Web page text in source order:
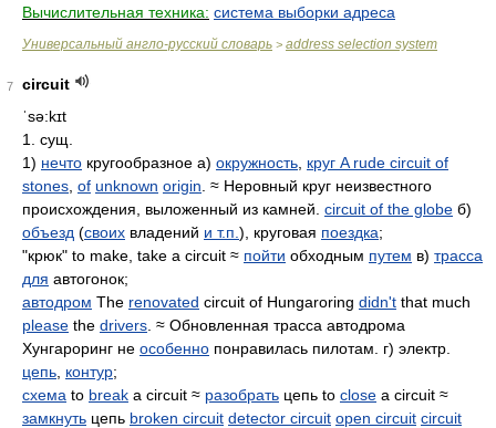
Вычислительная техника: система выборки адреса
Универсальный англо-русский словарь > address selection system
7
circuit
ˈsə:kɪt
1. сущ.
1) нечто кругообразное а) окружность круг A rude circuit of
stones of unknown origin . ≈ Неровный круг неизвестного
происхождения, выложенный из камней. circuit of the globe б)
объезд (своих владений и т.п. ), круговая поездка;
"крюк" to make, take a circuit ≈ пойти обходным путем в) трасса
для автогонок;
автодром The renovated circuit of Hungaroring didn't that much
please the drivers . ≈ Обновленная трасса автодрома
Хунгароринг не особенно понравилась пилотам. г) электр.
цепь контур;
схема to break a circuit ≈ разобрать цепь to close a circuit ≈
замкнуть цепь broken circuit detector circuit open circuit circuit